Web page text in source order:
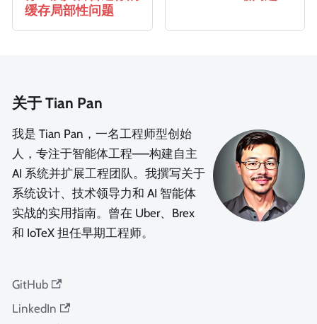
缓存局部性问题
关于 Tian Pan
我是 Tian Pan，一名工程师型创始
人，专注于智能体工程——构建自主
AI 系统并扩展工程团队。我撰写关于
系统设计、技术领导力和 AI 智能体
实战的实用指南。曾在 Uber、Brex
和 IoTeX 担任早期工程师。
GitHub
LinkedIn